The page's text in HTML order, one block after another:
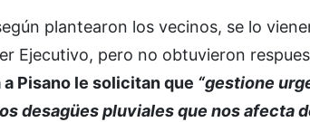
plantearon los vecinos, se lo
Ejecutivo, pero no obtuvieron
Pisano le solicitan que “gestione
desagües pluviales que nos afecta